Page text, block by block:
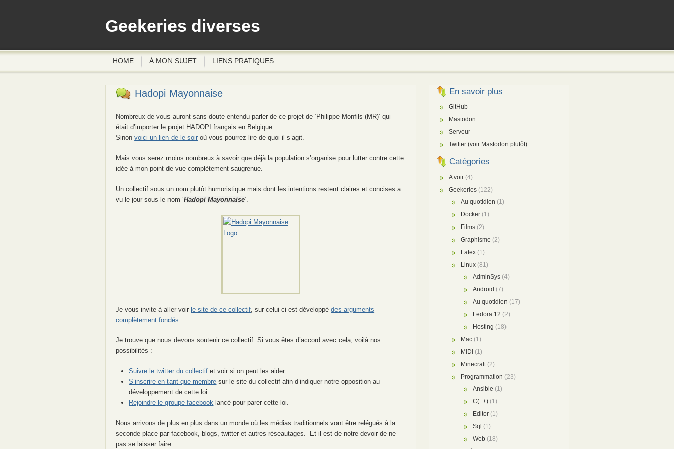
Geekeries diverses
HOME À MON SUJET LIENS PRATIQUES
Hadopi Mayonnaise
Nombreux de vous auront sans doute entendu parler de ce projet de ‘Philippe Monfils (MR)’ qui
était d’importer le projet HADOPI français en Belgique.
Sinonvoici un lien de le soir où vous pourrez lire de quoi il s’agit.
Mais vous serez moins nombreux à savoir que déjà la population s’organise pour lutter contre cette
idée à mon point de vue complètement saugrenue.
Un collectif sous un nom plutôt humoristique mais dont les intentions restent claires et concises a
vu le jour sous le nom ‘Hadopi Mayonnaise‘.
Je vous invite à aller voirle site de ce collectif , sur celui-ci est développédes arguments
complètement fondés
Je trouve que nous devons soutenir ce collectif. Si vous êtes d’accord avec cela, voilà nos
possibilités :
Suivre le twitter du collectif et voir si on peut les aider.
S’inscrire en tant que membre sur le site du collectif afin d’indiquer notre opposition au
développement de cette loi.
Rejoindre le groupe facebook lancé pour parer cette loi.
Nous arrivons de plus en plus dans un monde où les médias traditionnels vont être relégués à la
seconde place par facebook, blogs, twitter et autres réseautages. Et il est de notre devoir de ne
pas se laisser faire.
En savoir plus
GitHub
Mastodon
Serveur
Twitter (voir Mastodon plutôt)
Catégories
A voir (4)
Geekeries (122)
Au quotidien (1)
Docker (1)
Films (2)
Graphisme (2)
Latex (1)
Linux (81)
AdminSys (4)
Android (7)
Au quotidien (17)
Fedora 12 (2)
Hosting (18)
Mac (1)
MIDI (1)
Minecraft (2)
Programmation (23)
Ansible (1)
C(++) (1)
Editor (1)
Sql (1)
Web (18)